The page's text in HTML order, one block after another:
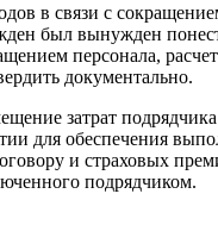
в связи с
был вынужден
персонала,
документально.
затрат
для обеспечения
и страховых
подрядчиком.